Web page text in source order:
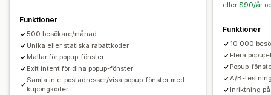
Lokalisering
Utlösare och regler Automatiseringar
Målinriktning
Segmentering Taggning Analysverktyg
A/B-testning
Spårning
Funktioner
500 besökare/månad
Unika eller statiska rabattkoder
Mallar för popup-fönster
Exit intent för dina popup-fönster
Samla in e-postadresser/visa popup-fönster med
kupongkoder
eller $90/år
Funktioner
10 000
Flera
Popup-
A/B-
Inriktning